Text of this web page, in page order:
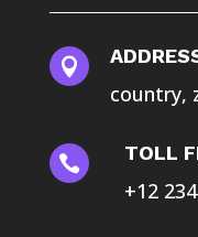

country,
 TOLL
+12